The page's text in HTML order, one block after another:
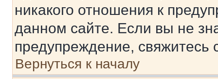
никакого отношения к
данном сайте. Если вы не
предупреждение,
Вернуться к началу